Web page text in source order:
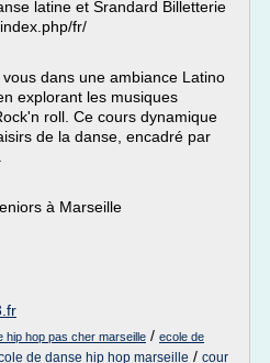
latine et Srandard Billetterie
fr/
dans une ambiance Latino
explorant les musiques
roll. Ce cours dynamique
de la danse, encadré par
à Marseille
hip hop pas cher marseille / ecole de
de danse hip hop marseille / cour